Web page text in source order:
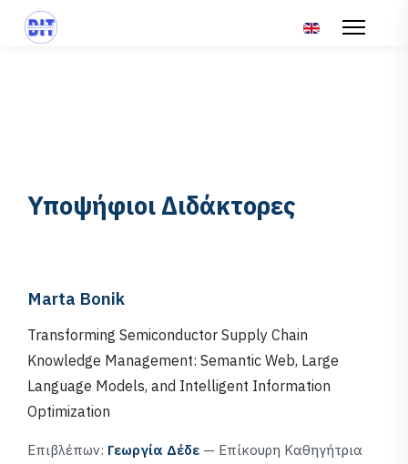
Επιλέξτε τη
Υποψήφιοι Διδάκτορες
Marta Bonik
Transforming Semiconductor Supply Chain
Knowledge Management: Semantic Web, Large
Language Models, and Intelligent Information
Optimization
Επιβλέπων: Γεωργία Δέδε — Επίκουρη Καθηγήτρια